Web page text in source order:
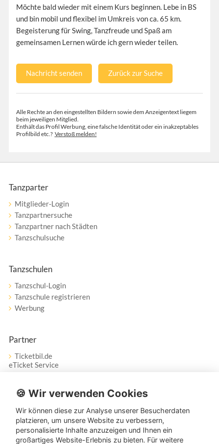
Möchte bald wieder mit einem Kurs beginnen. Lebe in BS
und bin mobil und flexibel im Umkreis von ca. 65 km.
Begeisterung für Swing, Tanzfreude und Spaß am
gemeinsamen Lernen würde ich gern wieder teilen.
Nachricht senden Zurück zur Suche
Alle Rechte an den eingestellten Bildern sowie dem Anzeigentext liegem
beim jeweiligen Mitglied.
Enthält das Profil Werbung, eine falsche Identität oder ein inakzeptables
Profilbild etc.? Verstoß melden!
Tanzparter
Mitglieder-Login
Tanzpartnersuche
Tanzpartner nach Städten
Tanzschulsuche
Tanzschulen
Tanzschul-Login
Tanzschule registrieren
Werbung
Partner
Ticketbil.de
eTicket Service
Vertrag widerrufen
Service
Unser Tanzpartner-Service hilft Ihnen bei Fragen und
🍪 Wir verwenden Cookies
Wir können diese zur Analyse unserer Besucherdaten
platzieren, um unsere Website zu verbessern,
personalisierte Inhalte anzuzeigen und Ihnen ein
großartiges Website-Erlebnis zu bieten. Für weitere